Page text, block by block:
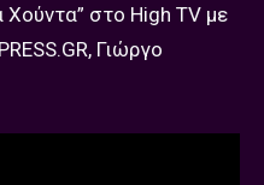
Χούντα” στο High TV με
Γιώργο